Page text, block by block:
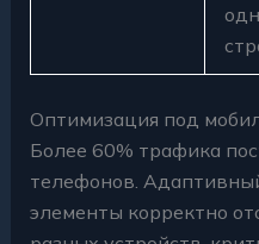
Оптимизация под
Более 60% трафика
телефонов.
элементы корректно